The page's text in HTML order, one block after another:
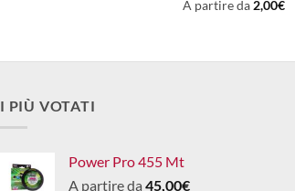
A partire da 2,00€
I PIÙ VOTATI
Power Pro 455 Mt
A partire da 45,00€